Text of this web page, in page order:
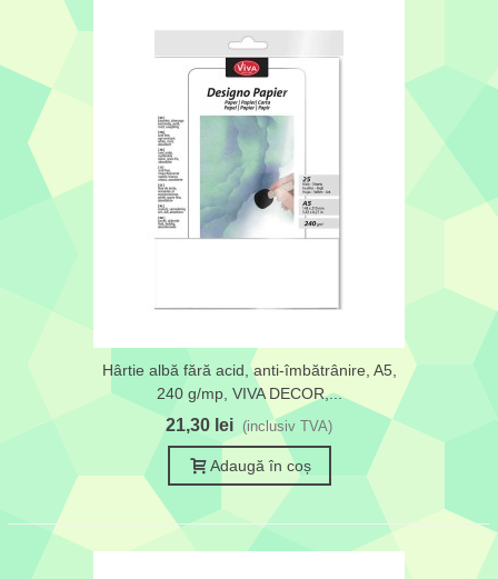
Hârtie albă fără acid, anti-îmbătrânire, A5,
240 g/mp, VIVA DECOR,...
21,30 lei (inclusiv TVA)
Adaugă în coș